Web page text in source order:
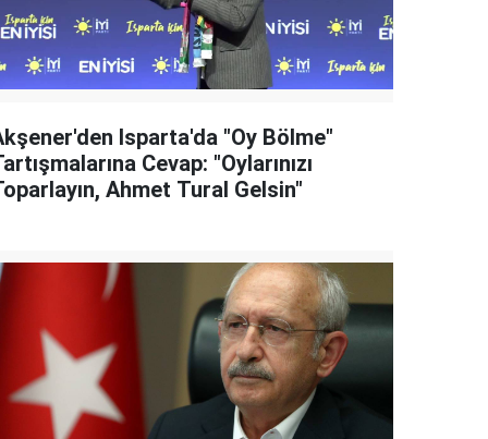
Isparta'da "Oy Bölme"
Cevap: "Oylarınızı
Ahmet Tural Gelsin"